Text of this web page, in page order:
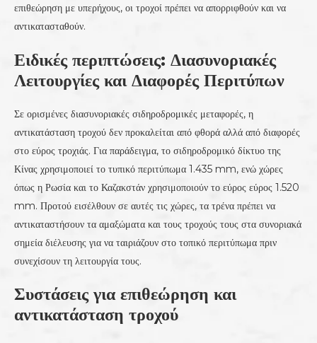
επιθεώρηση με υπερήχους, οι τροχοί πρέπει να απορριφθούν και να
αντικατασταθούν.
Ειδικές περιπτώσεις: Διασυνοριακές
Λειτουργίες και Διαφορές Περιτύπων
Σε ορισμένες διασυνοριακές σιδηροδρομικές μεταφορές, η
αντικατάσταση τροχού δεν προκαλείται από φθορά αλλά από διαφορές
στο εύρος τροχιάς. Για παράδειγμα, το σιδηροδρομικό δίκτυο της
Κίνας χρησιμοποιεί το τυπικό περιτύπωμα 1.435 mm, ενώ χώρες
όπως η Ρωσία και το Καζακστάν χρησιμοποιούν το εύρος εύρος 1.520
mm. Προτού εισέλθουν σε αυτές τις χώρες, τα τρένα πρέπει να
αντικαταστήσουν τα αμαξώματα και τους τροχούς τους στα συνοριακά
σημεία διέλευσης για να ταιριάζουν στο τοπικό περιτύπωμα πριν
συνεχίσουν τη λειτουργία τους.
Συστάσεις για επιθεώρηση και
αντικατάσταση τροχού